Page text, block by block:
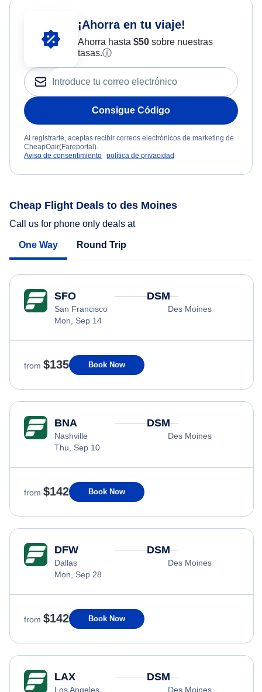
¡Ahorra en tu viaje!
Ahorra hasta $50sobre nuestras
tasas.ⓘ
Consigue Código
Al registrarte, aceptas recibir correos electrónicos de marketing de
CheapOair(Fareportal).
Aviso de consentimiento política de privacidad
Cheap Flight Deals to des Moines
Call us for phone only deals at
One Way Round Trip
SFO
San Francisco
Mon, Sep 14
DSM
Des Moines
from $135 Book Now
BNA
Nashville
Thu, Sep 10
DSM
Des Moines
from $142 Book Now
DFW
Dallas
Mon, Sep 28
DSM
Des Moines
from $142 Book Now
LAX
Los Angeles
DSM
Des Moines